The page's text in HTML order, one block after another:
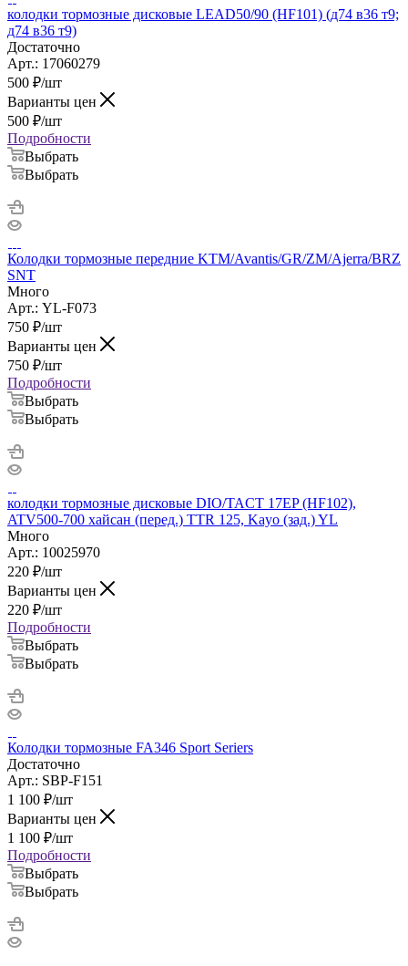
колодки тормозные дисковые LEAD50/90 (HF101) (д74 в36 т9;
д74 в36 т9)
Достаточно
Арт.: 17060279
500 ₽/шт
Варианты цен
500 ₽/шт
Подробности
Выбрать
Выбрать
Колодки тормозные передние KTM/Avantis/GR/ZM/Ajerra/BRZ
SNT
Много
Арт.: YL-F073
750 ₽/шт
Варианты цен
750 ₽/шт
Подробности
Выбрать
Выбрать
колодки тормозные дисковые DIO/TACT 17EP (HF102),
ATV500-700 хайсан (перед.) TTR 125, Kayo (зад.) YL
Много
Арт.: 10025970
220 ₽/шт
Варианты цен
220 ₽/шт
Подробности
Выбрать
Выбрать
Колодки тормозные FA346 Sport Seriers
Достаточно
Арт.: SBP-F151
1 100 ₽/шт
Варианты цен
1 100 ₽/шт
Подробности
Выбрать
Выбрать